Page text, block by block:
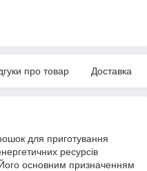
про товар Доставка
для приготування
ресурсів
Його основним призначенням